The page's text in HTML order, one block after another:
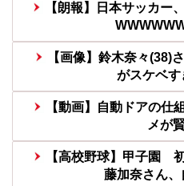
【朗報】日本サッカー
【画像】鈴木奈々(38)
がスケベす
【動画】自動ドアの仕
メが
【高校野球】甲子園
藤加奈さん